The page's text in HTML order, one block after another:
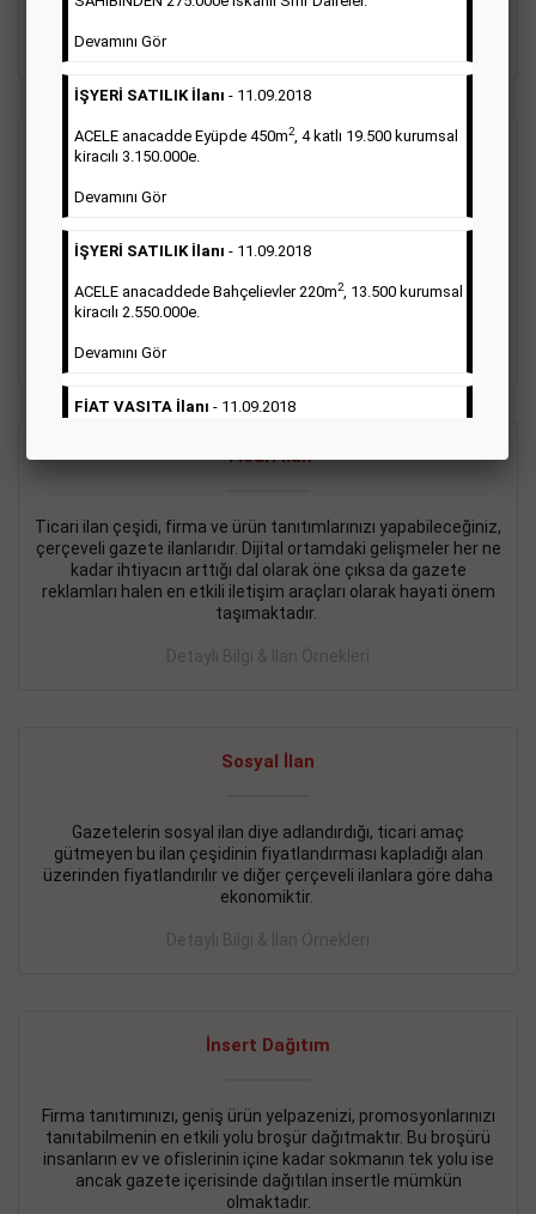
Detaylı Bilgi & İlan Örnekleri
Vasıta İlanı
Sarı sayfa ilanlar alım- satım, duyuru, mini reklam şeklinde
ifade edilebilen ilanlardır. Gazetelerin tirajını önemli ölçüde
etkilerler ve gazete gelirlerinin de önemli bir bölümünü
oluştururlar.Sabah sarı sayfa eleman ilanlarında 6 kelime
sayısı şartı aranmamaktadır.
Detaylı Bilgi & İlan Örnekleri
Ticari İlan
Ticari ilan çeşidi, firma ve ürün tanıtımlarınızı yapabileceğiniz,
çerçeveli gazete ilanlarıdır. Dijital ortamdaki gelişmeler her ne
kadar ihtiyacın arttığı dal olarak öne çıksa da gazete
reklamları halen en etkili iletişim araçları olarak hayati önem
taşımaktadır.
Detaylı Bilgi & İlan Örnekleri
Sosyal İlan
Gazetelerin sosyal ilan diye adlandırdığı, ticari amaç
gütmeyen bu ilan çeşidinin fiyatlandırması kapladığı alan
üzerinden fiyatlandırılır ve diğer çerçeveli ilanlara göre daha
ekonomiktir.
Detaylı Bilgi & İlan Örnekleri
İnsert Dağıtım
Firma tanıtımınızı, geniş ürün yelpazenizi, promosyonlarınızı
tanıtabilmenin en etkili yolu broşür dağıtmaktır. Bu broşürü
insanların ev ve ofislerinin içine kadar sokmanın tek yolu ise
ancak gazete içerisinde dağıtılan insertle mümkün
olmaktadır.
Devamını Gör
İŞYERİ SATILIK İlanı - 11.09.2018
ACELE anacadde Eyüpde 450m2, 4 katlı 19.500 kurumsal
kiracılı 3.150.000e.
Devamını Gör
İŞYERİ SATILIK İlanı - 11.09.2018
ACELE anacaddede Bahçelievler 220m2, 13.500 kurumsal
kiracılı 2.550.000e.
Devamını Gör
FİAT VASITA İlanı - 11.09.2018
2.800.000e kurumsal mağaza.
BAKIRKÖY SATILIK İlanı- 11.09.2018
KARTALTEPEde kelepir 2+ 1 satılık daire
İŞYERİ KİRALIK İlanı - 11.09.2018
BEYLİKDÜZÜ Kavaklıda 4 katlı bina
DEVREMÜLK KİRALIK İlanı- 11.09.2018
SİNYE Tekstile Şoförlüğü olan 35 yaşını aşmamış, Depo
elemanı alınacaktır. Osmanbey, Şişli